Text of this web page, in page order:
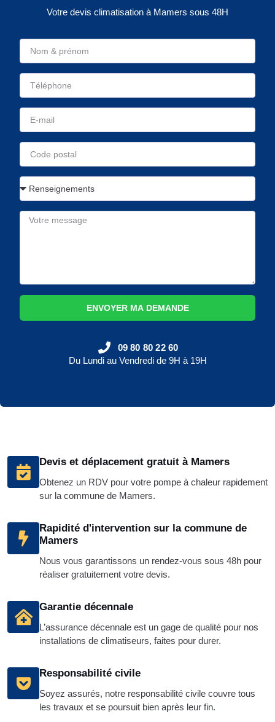
Devis et déplacement gratuit à Mamers
Obtenez un RDV pour votre pompe à chaleur rapidement
sur la commune de Mamers.
Rapidité d'intervention sur la commune de
Mamers
Nous vous garantissons un rendez-vous sous 48h pour
réaliser gratuitement votre devis.
Garantie décennale
L’assurance décennale est un gage de qualité pour nos
installations de climatiseurs, faites pour durer.
Responsabilité civile
Soyez assurés, notre responsabilité civile couvre tous
les travaux et se poursuit bien après leur fin.
Votre devis climatisation à Mamers sous 48H
ENVOYER MA DEMANDE
09 80 80 22 60
Du Lundi au Vendredi de 9H à 19H